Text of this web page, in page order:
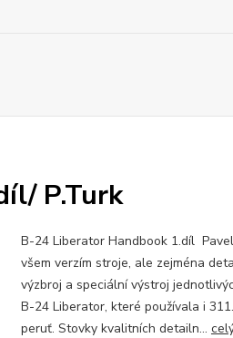
P.Turk
B-24 Liberator Handbook 1.díl
všem verzím stroje, ale zejména
výzbroj a speciální výstroj
B-24 Liberator, které používala i
peruť. Stovky kvalitních detailn...